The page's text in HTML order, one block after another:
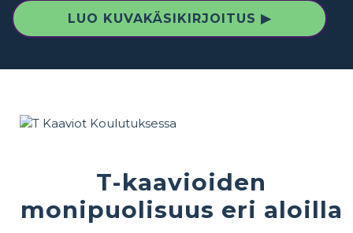
LUO KUVAKÄSIKIRJOITUS ▶
T-kaavioiden
monipuolisuus eri aloilla